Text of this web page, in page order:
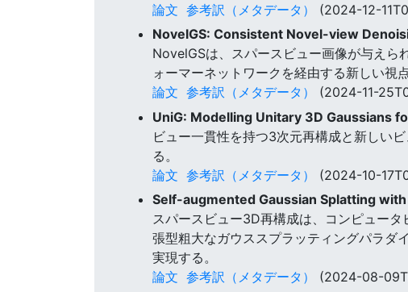
論文 参考訳（メタデータ）
(2024-12-
NovelGS: Consistent Novel-view
NovelGSは、スパースビュー画像が与えら
ォーマーネットワークを経由する新しい視
論文 参考訳（メタデータ）
(2024-11-
UniG: Modelling Unitary 3D Gaussians
ビュー一貫性を持つ3次元再構成と新しい
る。
論文 参考訳（メタデータ）
(2024-10-
Self-augmented Gaussian Splatting
スパースビュー3D再構成は、コンピュー
張型粗大なガウススプラッティングパラダ
実現する。
論文 参考訳（メタデータ）
(2024-08-